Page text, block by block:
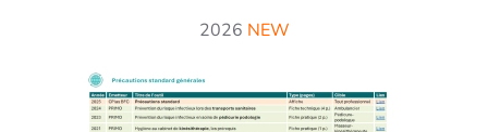
2026 NEW